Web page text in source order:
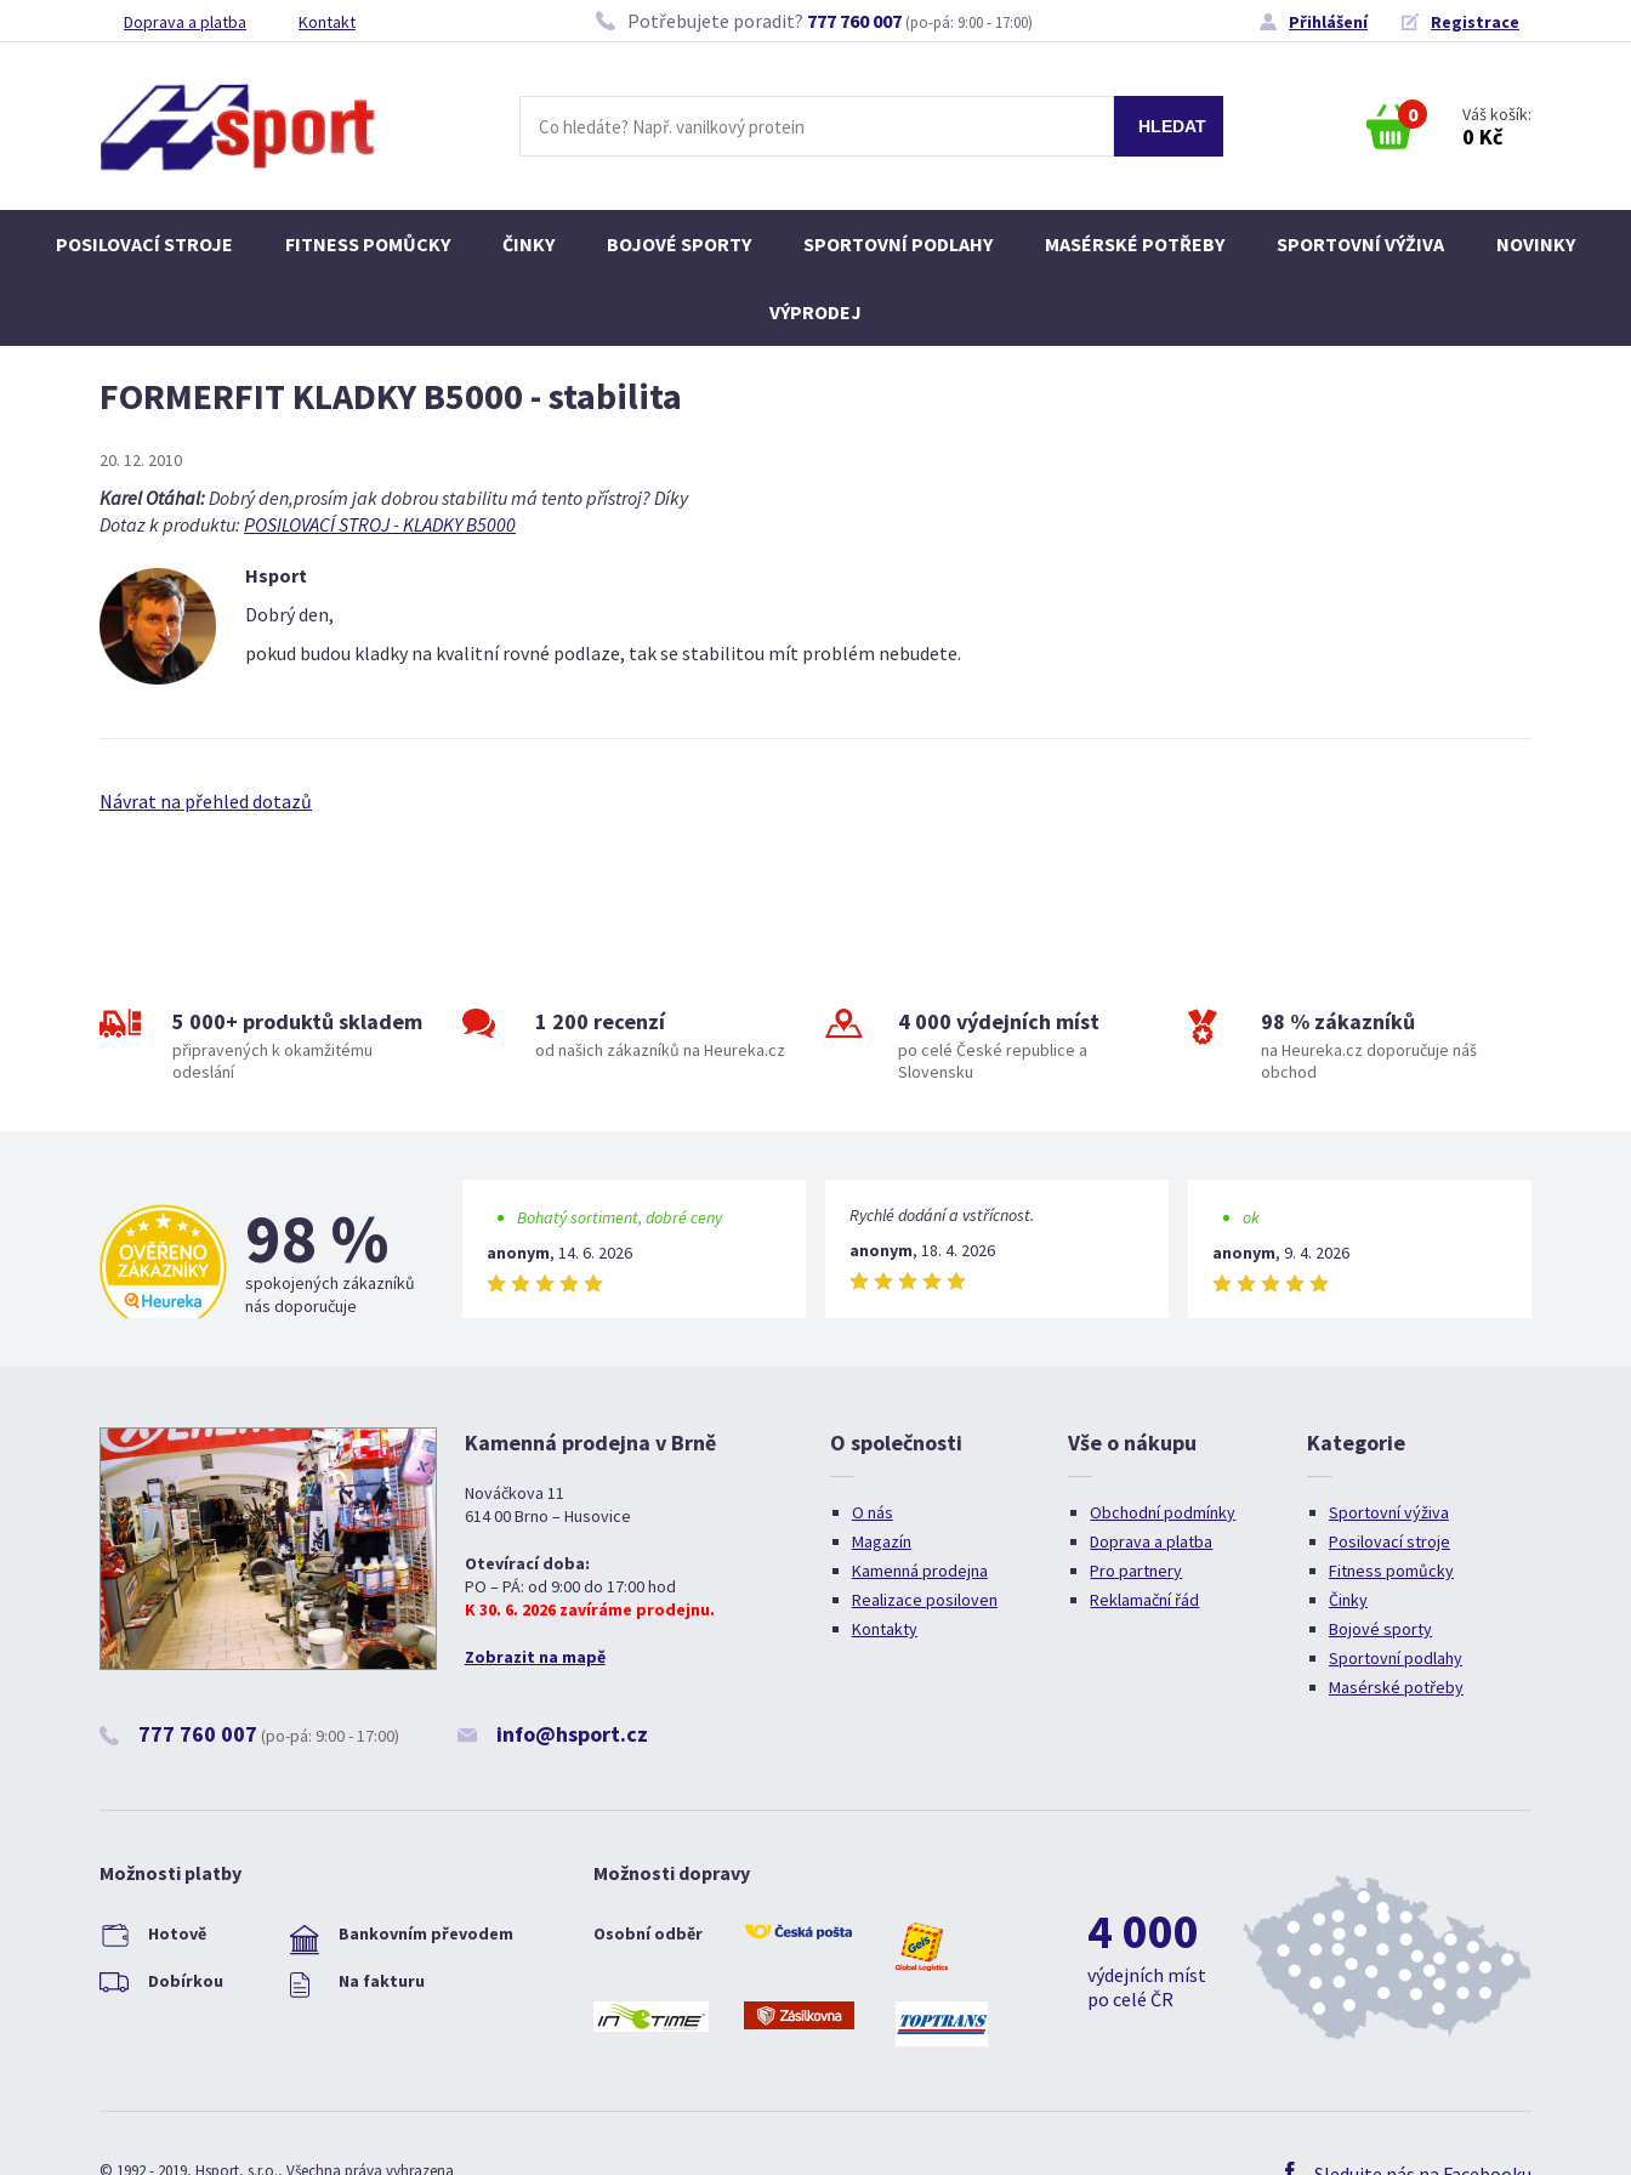
Doprava a platba Kontakt Potřebujete poradit? 777 760 007 (po-pá: 9:00 - 17:00) Přihlášení Registrace
0 Váš košík:
0 Kč
POSILOVACÍ STROJE FITNESS POMŮCKY ČINKY BOJOVÉ SPORTY SPORTOVNÍ PODLAHY MASÉRSKÉ POTŘEBY SPORTOVNÍ VÝŽIVA NOVINKY
VÝPRODEJ
FORMERFIT KLADKY B5000 - stabilita
20. 12. 2010
Karel Otáhal:Dobrý den,prosím jak dobrou stabilitu má tento přístroj? Díky
Dotaz k produktu: POSILOVACÍ STROJ - KLADKY B5000
Hsport
Dobrý den,
pokud budou kladky na kvalitní rovné podlaze, tak se stabilitou mít problém nebudete.
Návrat na přehled dotazů
5 000+ produktů skladem
připravených k okamžitému
odeslání
1 200 recenzí
od našich zákazníků na Heureka.cz
4 000 výdejních míst
po celé České republice a
Slovensku
98 % zákazníků
na Heureka.cz doporučuje náš
obchod
98 %
spokojených zákazníků
nás doporučuje
Bohatý sortiment, dobré ceny
anonym, 14. 6. 2026
Rychlé dodání a vstřícnost.
anonym, 18. 4. 2026
ok
anonym, 9. 4. 2026
Kamenná prodejna v Brně
Nováčkova 11
614 00 Brno – Husovice
Otevírací doba:
PO – PÁ: od 9:00 do 17:00 hod
K 30. 6. 2026 zavíráme prodejnu.
Zobrazit na mapě
777 760 007 (po-pá: 9:00 - 17:00) info@hsport.cz
O společnosti
O nás
Magazín
Kamenná prodejna
Realizace posiloven
Kontakty
Vše o nákupu
Obchodní podmínky
Doprava a platba
Pro partnery
Reklamační řád
Kategorie
Sportovní výživa
Posilovací stroje
Fitness pomůcky
Činky
Bojové sporty
Sportovní podlahy
Masérské potřeby
Možnosti platby
Hotově Bankovním převodem
Dobírkou Na fakturu
Možnosti dopravy
Osobní odběr 4 000
výdejních míst
po celé ČR
© 1992 - 2019, Hsport, s.r.o., Všechna práva vyhrazena